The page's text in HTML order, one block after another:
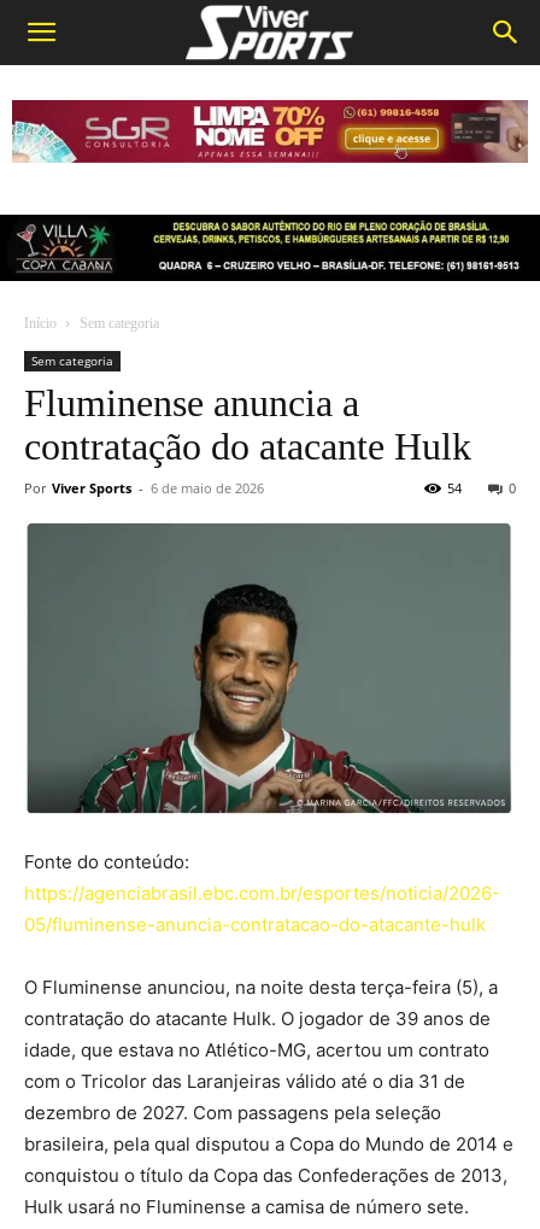
Início Sem categoria
Sem categoria
Fluminense anuncia a
contratação do atacante Hulk
Por Viver Sports - 6 de maio de 2026 0
54
Fonte do conteúdo:
https://agenciabrasil.ebc.com.br/esportes/noticia/2026-
05/fluminense-anuncia-contratacao-do-atacante-hulk
O Fluminense anunciou, na noite desta terça-feira (5), a
contratação do atacante Hulk. O jogador de 39 anos de
idade, que estava no Atlético-MG, acertou um contrato
com o Tricolor das Laranjeiras válido até o dia 31 de
dezembro de 2027. Com passagens pela seleção
brasileira, pela qual disputou a Copa do Mundo de 2014 e
conquistou o título da Copa das Confederações de 2013,
Hulk usará no Fluminense a camisa de número sete.